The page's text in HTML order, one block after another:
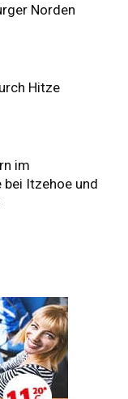
Norden
Hitze
im
Itzehoe und